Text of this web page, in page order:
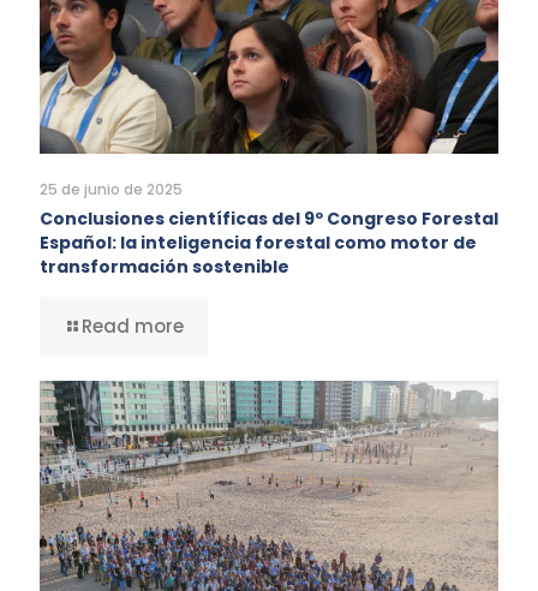
25 de junio de 2025
Conclusiones científicas del 9º Congreso Forestal
Español: la inteligencia forestal como motor de
transformación sostenible
Read more